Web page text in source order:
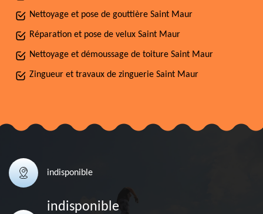
Nettoyage et pose de gouttière Saint Maur
Réparation et pose de velux Saint Maur
Nettoyage et démoussage de toiture Saint Maur
Zingueur et travaux de zinguerie Saint Maur
indisponible
indisponible